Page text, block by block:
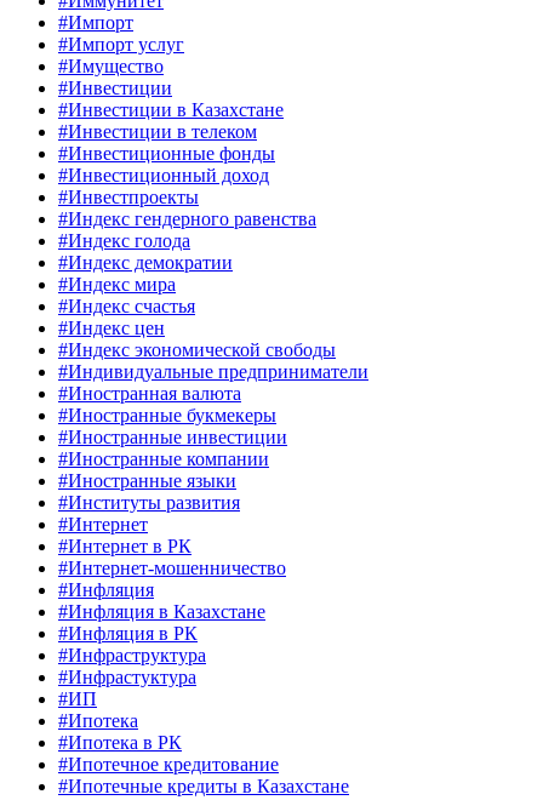
#Импорт
#Импорт услуг
#Имущество
#Инвестиции
#Инвестиции в Казахстане
#Инвестиции в телеком
#Инвестиционные фонды
#Инвестиционный доход
#Инвестпроекты
#Индекс гендерного равенства
#Индекс голода
#Индекс демократии
#Индекс мира
#Индекс счастья
#Индекс цен
#Индекс экономической свободы
#Индивидуальные предприниматели
#Иностранная валюта
#Иностранные букмекеры
#Иностранные инвестиции
#Иностранные компании
#Иностранные языки
#Институты развития
#Интернет
#Интернет в РК
#Интернет-мошенничество
#Инфляция
#Инфляция в Казахстане
#Инфляция в РК
#Инфраструктура
#Инфрастуктура
#ИП
#Ипотека
#Ипотека в РК
#Ипотечное кредитование
#Ипотечные кредиты в Казахстане